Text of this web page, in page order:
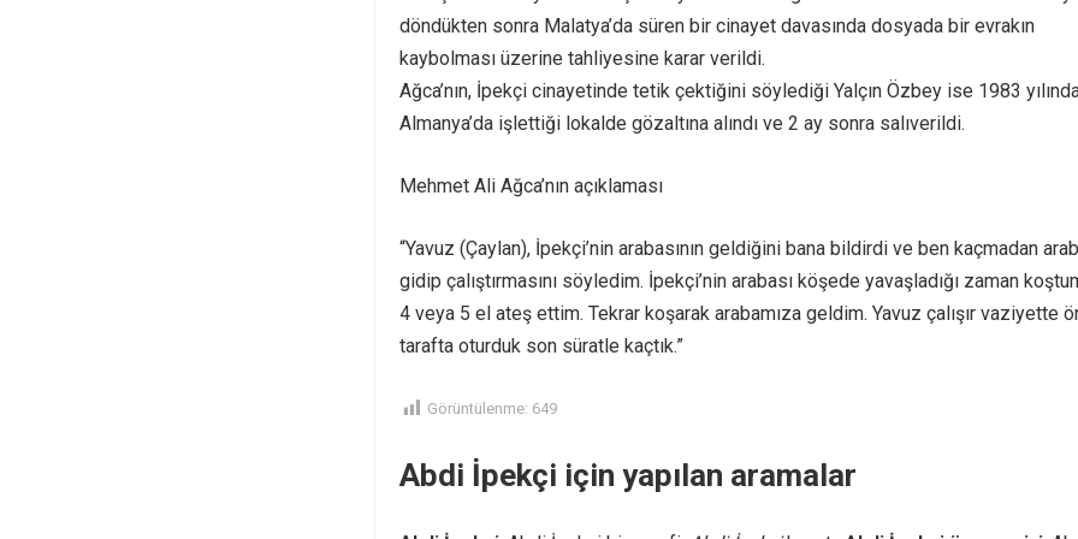
döndükten sonra Malatya’da süren bir cinayet davasında dosyada bir evrakın
kaybolması üzerine tahliyesine karar verildi.
Ağca’nın, İpekçi cinayetinde tetik çektiğini söylediği Yalçın Özbey ise 1983
Almanya’da işlettiği lokalde gözaltına alındı ve 2 ay sonra salıverildi.
Mehmet Ali Ağca’nın açıklaması
“Yavuz (Çaylan), İpekçi’nin arabasının geldiğini bana bildirdi ve ben kaçmadan
gidip çalıştırmasını söyledim. İpekçi’nin arabası köşede yavaşladığı zaman
4 veya 5 el ateş ettim. Tekrar koşarak arabamıza geldim. Yavuz çalışır vaziyette
tarafta oturduk son süratle kaçtık.”
Görüntülenme: 649
Abdi İpekçi için yapılan aramalar